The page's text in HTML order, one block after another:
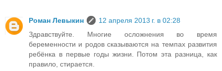
Роман Левыкин
12 апреля 2013 г. в 02:28
Здравствуйте. Многие осложнения во время
беременности и родов сказываются на темпах развития
ребёнка в первые годы жизни. Потом эта разница, как
правило, стирается.